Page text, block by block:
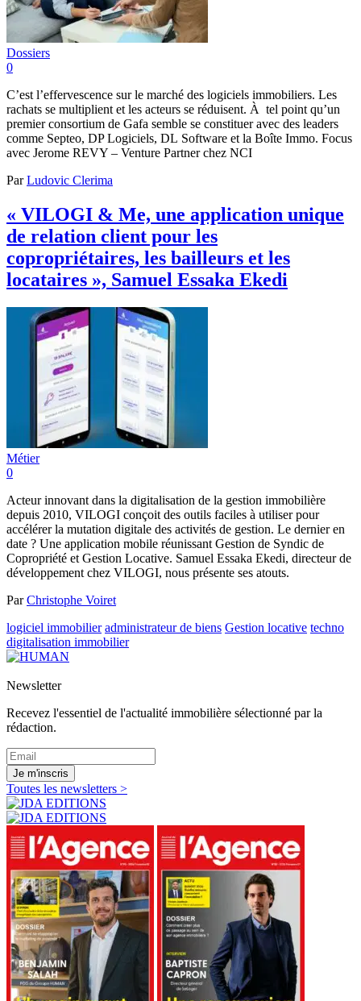
Dossiers
0
C’est l’effervescence sur le marché des logiciels immobiliers. Les
rachats se multiplient et les acteurs se réduisent. À tel point qu’un
premier consortium de Gafa semble se constituer avec des leaders
comme Septeo, DP Logiciels, DL Software et la Boîte Immo. Focus
avec Jerome REVY – Venture Partner chez NCI
ParLudovic Clerima
« VILOGI & Me, une application unique
de relation client pour les
copropriétaires, les bailleurs et les
locataires », Samuel Essaka Ekedi
Métier
0
Acteur innovant dans la digitalisation de la gestion immobilière
depuis 2010, VILOGI conçoit des outils faciles à utiliser pour
accélérer la mutation digitale des activités de gestion. Le dernier en
date ? Une application mobile réunissant Gestion de Syndic de
Copropriété et Gestion Locative. Samuel Essaka Ekedi, directeur de
développement chez VILOGI, nous présente ses atouts.
ParChristophe Voiret
logiciel immobilier administrateur de biens Gestion locative techno
digitalisation immobilier
Newsletter
Recevez l'essentiel de l'actualité immobilière sélectionné par la
rédaction.
Je m'inscris
Toutes les newsletters >